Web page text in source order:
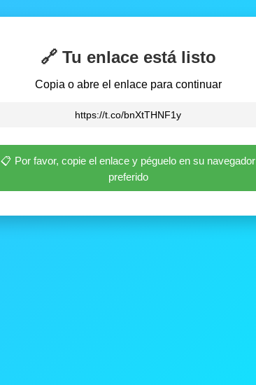
🔗 Tu enlace está listo
Copia o abre el enlace para continuar
https://t.co/bnXtTHNF1y
📋 Por favor, copie el enlace y péguelo en su navegador
preferido